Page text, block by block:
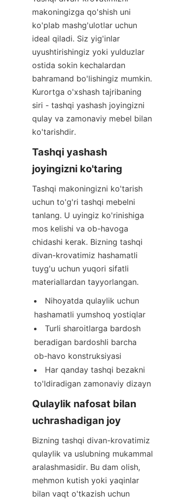
makoningizga qo'shish uni
ko'plab mashg'ulotlar uchun
ideal qiladi. Siz yig'inlar
uyushtirishingiz yoki yulduzlar
ostida sokin kechalardan
bahramand bo'lishingiz mumkin.
Kurortga o'xshash tajribaning
siri - tashqi yashash joyingizni
qulay va zamonaviy mebel bilan
ko'tarishdir.
Tashqi yashash
joyingizni ko'taring
Tashqi makoningizni ko'tarish
uchun to'g'ri tashqi mebelni
tanlang. U uyingiz ko'rinishiga
mos kelishi va ob-havoga
chidashi kerak. Bizning tashqi
divan-krovatimiz hashamatli
tuyg'u uchun yuqori sifatli
materiallardan tayyorlangan.
Nihoyatda qulaylik uchun
hashamatli yumshoq yostiqlar
Turli sharoitlarga bardosh
beradigan bardoshli barcha
ob-havo konstruksiyasi
Har qanday tashqi bezakni
to'ldiradigan zamonaviy dizayn
Qulaylik nafosat bilan
uchrashadigan joy
Bizning tashqi divan-krovatimiz
qulaylik va uslubning mukammal
aralashmasidir. Bu dam olish,
mehmon kutish yoki yaqinlar
bilan vaqt o'tkazish uchun